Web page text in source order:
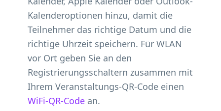
Kalenderoptionen hinzu, damit die
Teilnehmer das richtige Datum und die
richtige Uhrzeit speichern. Für WLAN
vor Ort geben Sie an den
Registrierungsschaltern zusammen mit
Ihrem Veranstaltungs-QR-Code einen
WiFi-QR-Code an.